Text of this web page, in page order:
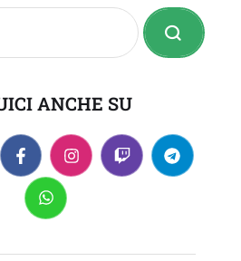
ANCHE SU